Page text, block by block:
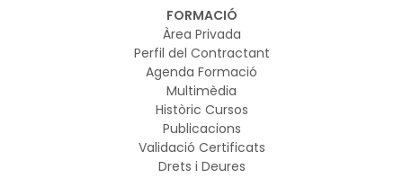
FORMACIÓ
Àrea Privada
Perfil del Contractant
Agenda Formació
Multimèdia
Històric Cursos
Publicacions
Validació Certificats
Drets i Deures